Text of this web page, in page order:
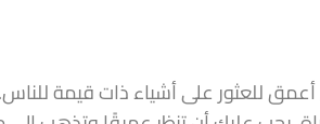
للعثور على أشياء ذات قيمة